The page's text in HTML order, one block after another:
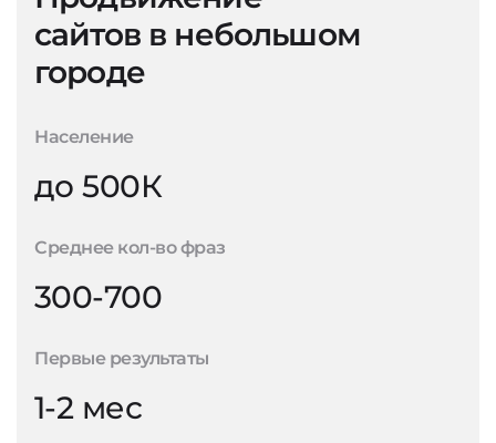
сайтов в небольшом
городе
Население
до 500К
Среднее кол-во фраз
300-700
Первые результаты
1-2 мес